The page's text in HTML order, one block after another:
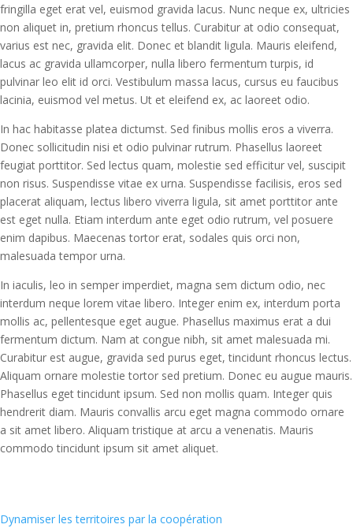
fringilla eget erat vel, euismod gravida lacus. Nunc neque ex, ultricies
non aliquet in, pretium rhoncus tellus. Curabitur at odio consequat,
varius est nec, gravida elit. Donec et blandit ligula. Mauris eleifend,
lacus ac gravida ullamcorper, nulla libero fermentum turpis, id
pulvinar leo elit id orci. Vestibulum massa lacus, cursus eu faucibus
lacinia, euismod vel metus. Ut et eleifend ex, ac laoreet odio.
In hac habitasse platea dictumst. Sed finibus mollis eros a viverra.
Donec sollicitudin nisi et odio pulvinar rutrum. Phasellus laoreet
feugiat porttitor. Sed lectus quam, molestie sed efficitur vel, suscipit
non risus. Suspendisse vitae ex urna. Suspendisse facilisis, eros sed
placerat aliquam, lectus libero viverra ligula, sit amet porttitor ante
est eget nulla. Etiam interdum ante eget odio rutrum, vel posuere
enim dapibus. Maecenas tortor erat, sodales quis orci non,
malesuada tempor urna.
In iaculis, leo in semper imperdiet, magna sem dictum odio, nec
interdum neque lorem vitae libero. Integer enim ex, interdum porta
mollis ac, pellentesque eget augue. Phasellus maximus erat a dui
fermentum dictum. Nam at congue nibh, sit amet malesuada mi.
Curabitur est augue, gravida sed purus eget, tincidunt rhoncus lectus.
Aliquam ornare molestie tortor sed pretium. Donec eu augue mauris.
Phasellus eget tincidunt ipsum. Sed non mollis quam. Integer quis
hendrerit diam. Mauris convallis arcu eget magna commodo ornare
a sit amet libero. Aliquam tristique at arcu a venenatis. Mauris
commodo tincidunt ipsum sit amet aliquet.
Dynamiser les territoires par la coopération